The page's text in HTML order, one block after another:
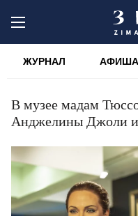
ЖУРНАЛ АФИША
В музее мадам
Анджелины Джоли и